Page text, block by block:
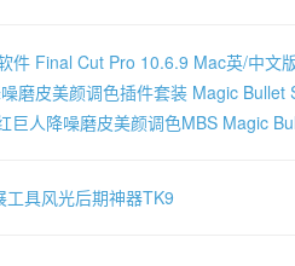
件 Final Cut Pro 10.6.9 Mac英/中文
磨皮美颜调色插件套装 Magic Bullet
巨人降噪磨皮美颜调色MBS Magic
具风光后期神器TK9